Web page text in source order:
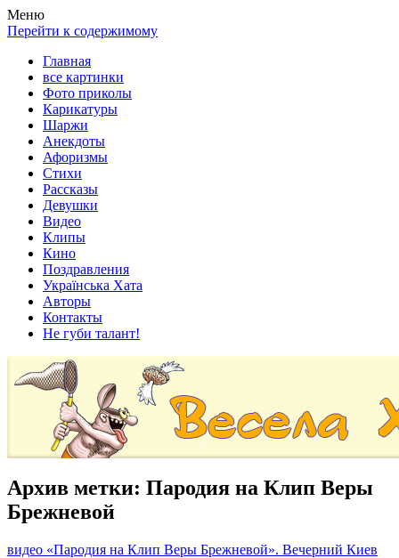
Весела хата — прикольные картинки, смешные истории,
клипы!
Покажем всем ваши фото приколы, карикатуры, шаржи, стихи,
рассказы, видео и песни!
Меню
Перейти к содержимому
Главная
все картинки
Фото приколы
Карикатуры
Шаржи
Анекдоты
Афоризмы
Стихи
Рассказы
Девушки
Видео
Клипы
Кино
Поздравления
Українська Хата
Авторы
Контакты
Не губи талант!
Архив метки: Пародия на Клип Веры
Брежневой
видео «Пародия на Клип Веры Брежневой». Вечерний Киев